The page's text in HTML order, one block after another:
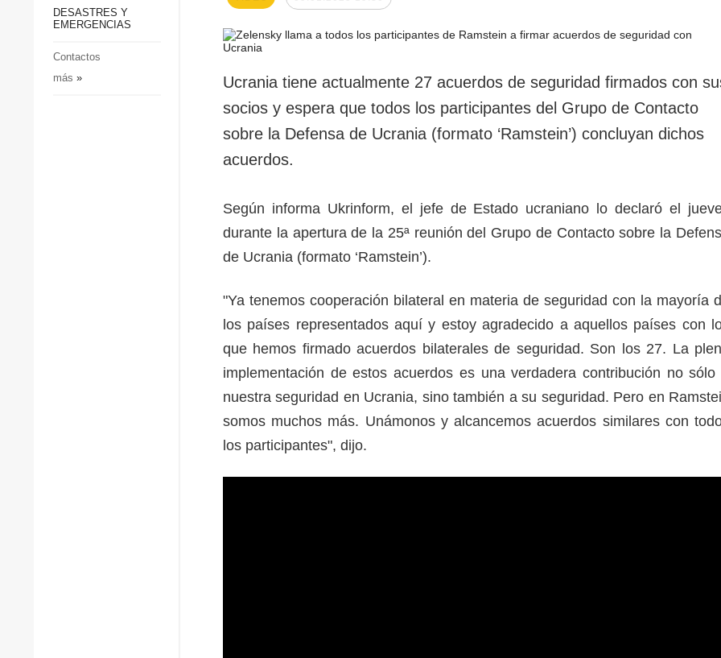
Sociedad y Cultura
Desastres y emergencias
DESASTRES Y
EMERGENCIAS
Contactos
más »
Ucrania tiene actualmente 27 acuerdos de seguridad firmados con
socios y espera que todos los participantes del Grupo de Contacto
sobre la Defensa de Ucrania (formato ‘Ramstein’) concluyan dichos
acuerdos.
Según informa Ukrinform, el jefe de Estado ucraniano lo declaró el
durante la apertura de la 25ª reunión del Grupo de Contacto sobre la
de Ucrania (formato ‘Ramstein’).
"Ya tenemos cooperación bilateral en materia de seguridad con la mayoría
los países representados aquí y estoy agradecido a aquellos países con
que hemos firmado acuerdos bilaterales de seguridad. Son los 27. La
implementación de estos acuerdos es una verdadera contribución no sólo
nuestra seguridad en Ucrania, sino también a su seguridad. Pero en
somos muchos más. Unámonos y alcancemos acuerdos similares con
los participantes", dijo.